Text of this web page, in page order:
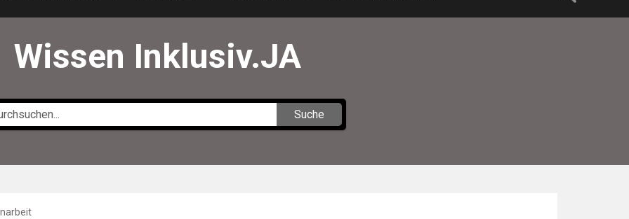
Wissen Inklusiv.JA
Suche